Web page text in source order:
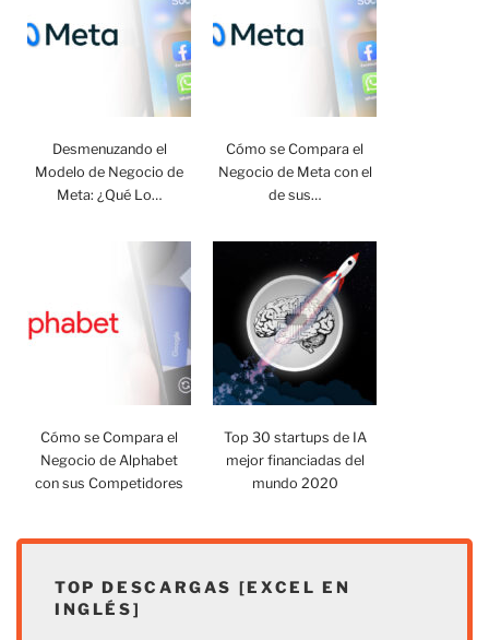
Desmenuzando el
Modelo de Negocio de
Meta: ¿Qué Lo…
Cómo se Compara el
Negocio de Meta con el
de sus…
Cómo se Compara el
Negocio de Alphabet
con sus Competidores
Top 30 startups de IA
mejor financiadas del
mundo 2020
TOP DESCARGAS [EXCEL EN
INGLÉS]